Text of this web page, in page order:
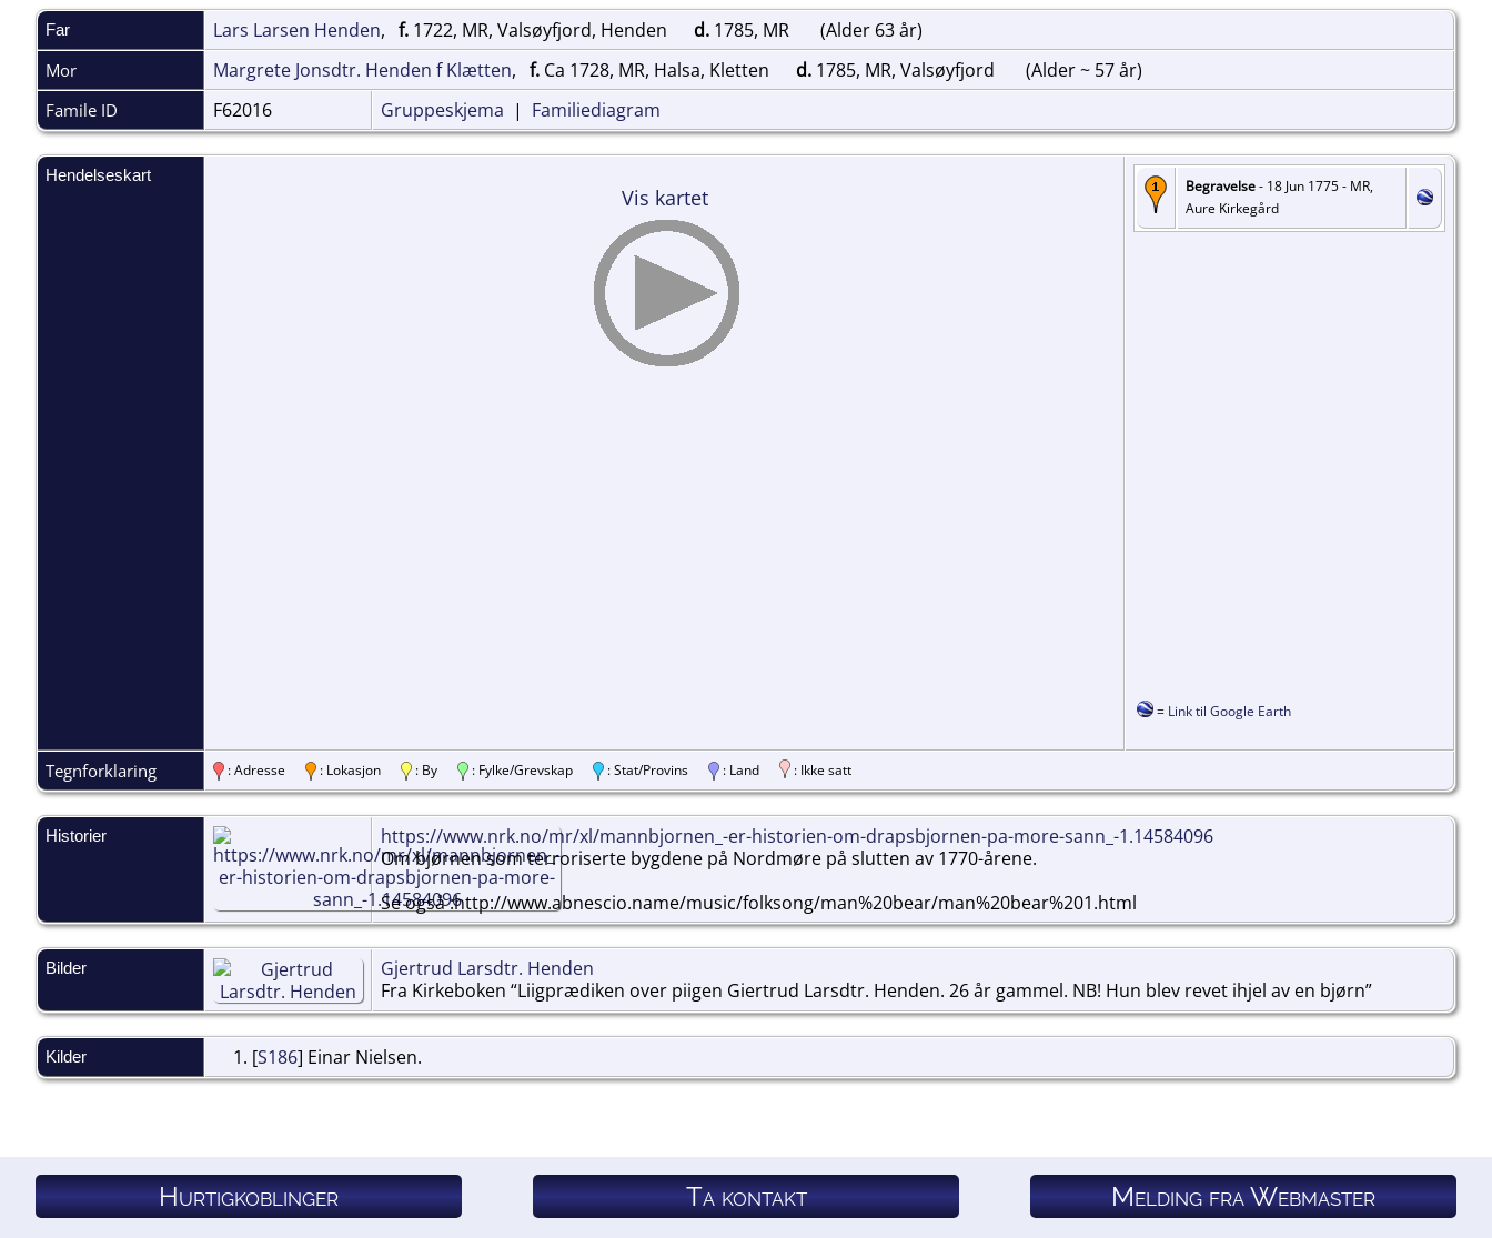
Far Lars Larsen Henden, f. 1722, MR, Valsøyfjord, Henden d. 1785, MR (Alder 63 år)
Mor Margrete Jonsdtr. Henden f Klætten, f. Ca 1728, MR, Halsa, Kletten d. 1785, MR, Valsøyfjord (Alder ~ 57 år)
Famile ID F62016 Gruppeskjema | Familiediagram
Hendelseskart
Vis kartet Begravelse- 18 Jun 1775 - MR,
Aure Kirkegård
= Link til Google Earth
Tegnforklaring : Adresse : Lokasjon : By : Fylke/Grevskap : Stat/Provins : Land : Ikke satt
Historier
https://www.nrk.no/mr/xl/mannbjornen_-er-historien-om-drapsbjornen-pa-more-sann_-1.14584096
Om bjørnen som terroriserte bygdene på Nordmøre på slutten av 1770-årene.
Se også :http://www.abnescio.name/music/folksong/man%20bear/man%20bear%201.html
Bilder
Gjertrud Larsdtr. Henden
Fra Kirkeboken “Liigprædiken over piigen Giertrud Larsdtr. Henden. 26 år gammel. NB! Hun blev revet ihjel av en bjørn”
Kilder [S186] Einar Nielsen.
Hurtigkoblinger Ta kontakt Melding fra Webmaster